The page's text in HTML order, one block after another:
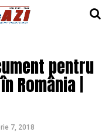
pentru
România |
7, 2018